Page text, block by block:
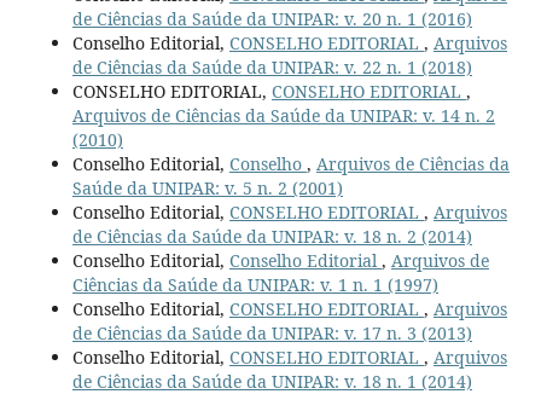
de Ciências da Saúde da UNIPAR: v. 20 n. 1 (2016)
Conselho Editorial, CONSELHO EDITORIAL , Arquivos
de Ciências da Saúde da UNIPAR: v. 22 n. 1 (2018)
CONSELHO EDITORIAL, CONSELHO EDITORIAL ,
Arquivos de Ciências da Saúde da UNIPAR: v. 14 n. 2
(2010)
Conselho Editorial, Conselho , Arquivos de Ciências da
Saúde da UNIPAR: v. 5 n. 2 (2001)
Conselho Editorial, CONSELHO EDITORIAL , Arquivos
de Ciências da Saúde da UNIPAR: v. 18 n. 2 (2014)
Conselho Editorial, Conselho Editorial , Arquivos de
Ciências da Saúde da UNIPAR: v. 1 n. 1 (1997)
Conselho Editorial, CONSELHO EDITORIAL , Arquivos
de Ciências da Saúde da UNIPAR: v. 17 n. 3 (2013)
Conselho Editorial, CONSELHO EDITORIAL , Arquivos
de Ciências da Saúde da UNIPAR: v. 18 n. 1 (2014)